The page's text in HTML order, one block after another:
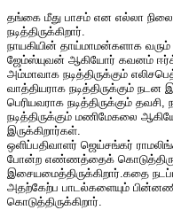
தங்கை மீது பாசம் என எல்லா
நடித்திருக்கிறார்.
நாயகியின் தாய்மாமன்களாக வரும்
ஜேம்ஸ்யுவன் ஆகியோர் கவனம்
அம்மாவாக நடித்திருக்கும்
வாத்தியராக நடித்திருக்கும்
பெரியவராக நடித்திருக்கும்
நடித்திருக்கும் மணிமேகலை
இருக்கிறார்கள்.
ஒளிப்பதிவாளர் ஜெய்சங்கர்
போன்ற எண்ணத்தைக்
இசையமைத்திருக்கிறார்.கதை
அதற்கேற்ப பாடல்களையும்
கொடுத்திருக்கிறார்.